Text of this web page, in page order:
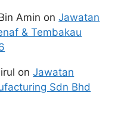
Amin onJawatan
& Tembakau
onJawatan
Sdn Bhd